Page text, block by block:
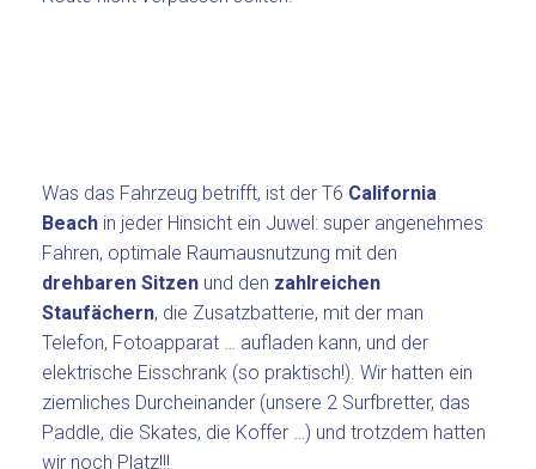
Was das Fahrzeug betrifft, ist der T6 California
Beach in jeder Hinsicht ein Juwel: super angenehmes
Fahren, optimale Raumausnutzung mit den
drehbaren Sitzen und den zahlreichen
Staufächern, die Zusatzbatterie, mit der man
Telefon, Fotoapparat … aufladen kann, und der
elektrische Eisschrank (so praktisch!). Wir hatten ein
ziemliches Durcheinander (unsere 2 Surfbretter, das
Paddle, die Skates, die Koffer …) und trotzdem hatten
wir noch Platz!!!